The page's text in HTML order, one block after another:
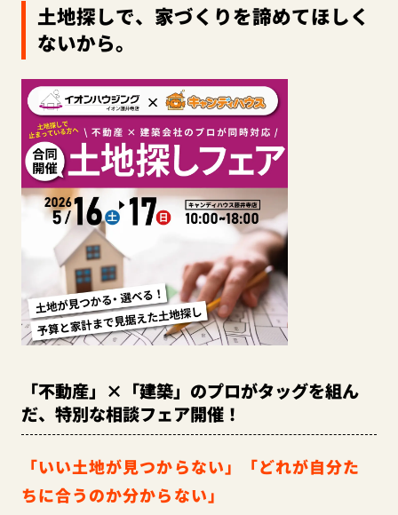
土地探しで、家づくりを諦めてほしく
ないから。
「不動産」×「建築」のプロがタッグを組ん
だ、特別な相談フェア開催！
「いい土地が見つからない」「どれが自分た
ちに合うのか分からない」